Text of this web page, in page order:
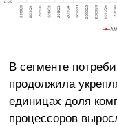
В сегменте
продолжила
единицах доля
процессоров